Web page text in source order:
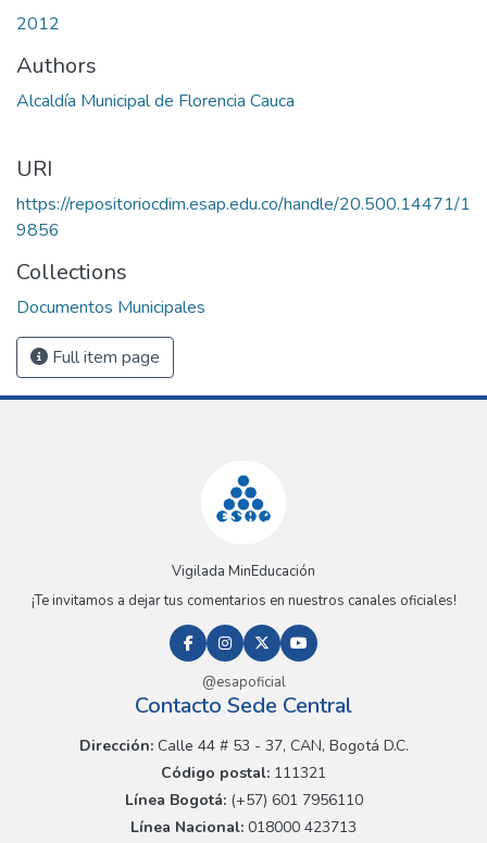
2012
Authors
Alcaldía Municipal de Florencia Cauca
URI
https://repositoriocdim.esap.edu.co/handle/20.500.14471/1
9856
Collections
Documentos Municipales
Full item page
Vigilada MinEducación
¡Te invitamos a dejar tus comentarios en nuestros canales oficiales!
@esapoficial
Contacto Sede Central
Dirección:Calle 44 # 53 - 37, CAN, Bogotá D.C.
Código postal: 111321
Línea Bogotá:(+57) 601 7956110
Línea Nacional: 018000 423713